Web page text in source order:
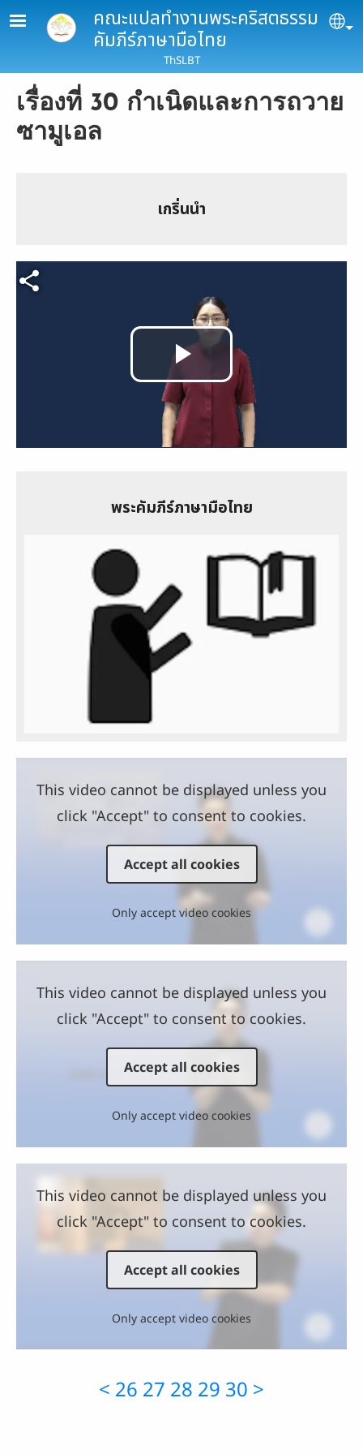
Skip to main contentคณะแปลทำงานพระคริสตธรรม
คัมภีร์ภาษามือไทย
ThSLBT
เรื่องที่ 30 กำเนิดและการถวาย
ซามูเอล
เกริ่นนำ
Video file
Play
Video
พระคัมภีร์ภาษามือไทย
This video cannot be displayed unless you
click "Accept" to consent to cookies.
Accept all cookies
Only accept video cookies
This video cannot be displayed unless you
click "Accept" to consent to cookies.
Accept all cookies
Only accept video cookies
This video cannot be displayed unless you
click "Accept" to consent to cookies.
Accept all cookies
Only accept video cookies
< 26 27 28 29 30 >